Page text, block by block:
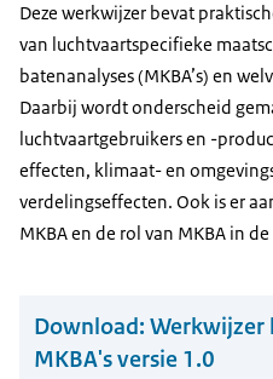
Deze werkwijzer bevat
van luchtvaartspecifieke
batenanalyses (MKBA’s) en
Daarbij wordt onderscheid
luchtvaartgebruikers en -
effecten, klimaat- en
verdelingseffecten. Ook is er
MKBA en de rol van MKBA in
Download: Werkwijzer
MKBA's versie 1.0